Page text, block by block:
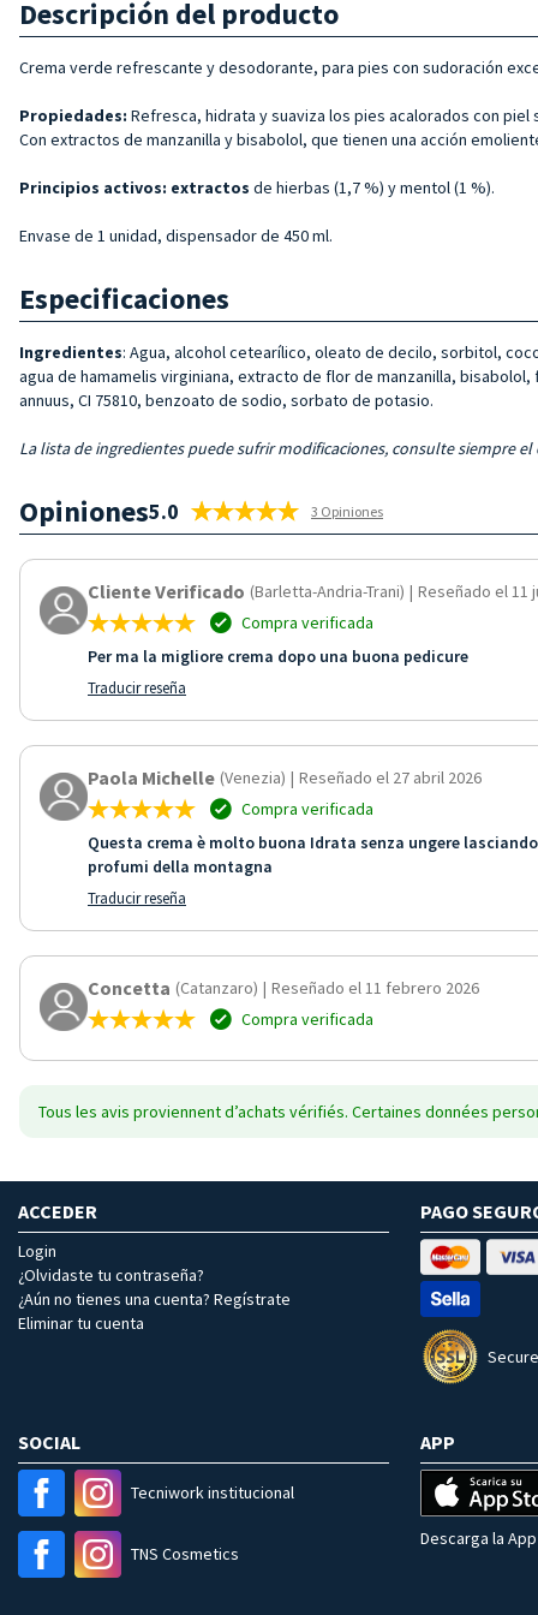
Descripción del producto
Crema verde refrescante y desodorante, para pies con sudoración
Propiedades: Refresca, hidrata y suaviza los pies acalorados con
Con extractos de manzanilla y bisabolol, que tienen una acción
Principios activos: extractos de hierbas (1,7 %) y mentol (1 %).
Envase de 1 unidad, dispensador de 450 ml.
Especificaciones
Ingredientes: Agua, alcohol cetearílico, oleato de decilo, sorbitol,
agua de hamamelis virginiana, extracto de flor de manzanilla,
annuus, CI 75810, benzoato de sodio, sorbato de potasio.
La lista de ingredientes puede sufrir modificaciones, consulte siempre
Opiniones5.0 3 Opiniones
Cliente Verificado (Barletta-Andria-Trani) | Reseñado el 11
Compra verificada
Per ma la migliore crema dopo una buona pedicure
Traducir reseña
Paola Michelle (Venezia) | Reseñado el 27 abril 2026
Compra verificada
Questa crema è molto buona Idrata senza ungere
profumi della montagna
Traducir reseña
Concetta (Catanzaro) | Reseñado el 11 febrero 2026
Compra verificada
Tous les avis proviennent d’achats vérifiés. Certaines données
ACCEDER
Login
¿Olvidaste tu contraseña?
¿Aún no tienes una cuenta? Regístrate
Eliminar tu cuenta
PAGO
SOCIAL
Tecniwork institucional
TNS Cosmetics
APP
Descarga la